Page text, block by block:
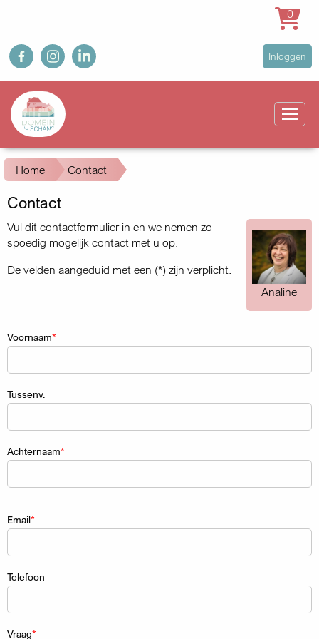
Overslaan
en
naar
inhoud
gaan
fb ig in
User
account
Inloggen
Main
navigation
0
Kruimelpad
Home Contact
Contact
Vul dit contactformulier in en we nemen zo
spoedig mogelijk contact met u op.
De velden aangeduid met een (*) zijn verplicht.
Analine
Naam
Voornaam
Tussenv.
Achternaam
Email
Telefoon
Vraag